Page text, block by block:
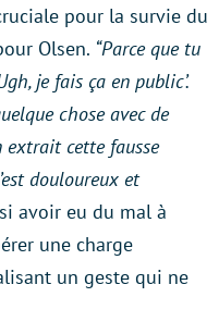
pour la survie du
Olsen. “Parce que tu
je fais ça en public’.
chose avec de
extrait cette fausse
douloureux et
avoir eu du mal à
une charge
un geste qui ne